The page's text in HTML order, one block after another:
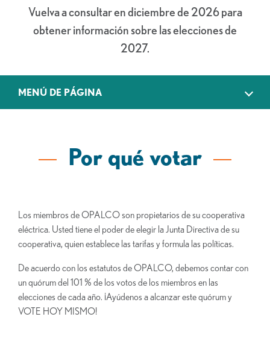
Vuelva a consultar en diciembre de 2026 para
obtener información sobre las elecciones de
2027.
MENÚ DE PÁGINA
Por qué votar
Los miembros de OPALCO son propietarios de su cooperativa
eléctrica. Usted tiene el poder de elegir la Junta Directiva de su
cooperativa, quien establece las tarifas y formula las políticas.
De acuerdo con los estatutos de OPALCO, debemos contar con
un quórum del 101 % de los votos de los miembros en las
elecciones de cada año. ¡Ayúdenos a alcanzar este quórum y
VOTE HOY MISMO!